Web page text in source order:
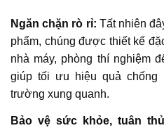
Ngăn chặn rò rỉ: Tất nhiên
phẩm, chúng được thiết kế
nhà máy, phòng thí nghiệm
giúp tối ưu hiệu quả chống
trường xung quanh.
Bảo vệ sức khỏe, tuân